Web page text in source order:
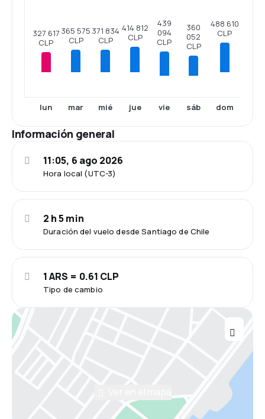
327 617
CLP
lun
365 575
CLP
mar
371 834
CLP
mié
414 812
CLP
jue
439
094
CLP
vie
360
052
CLP
sáb
488 610
CLP
dom
Información general
Hora local (UTC-3)
11:05, 6 ago 2026
Duración del vuelo desde Santiago de Chile
2 h 5 min
Tipo de cambio
1 ARS = 0.61 CLP